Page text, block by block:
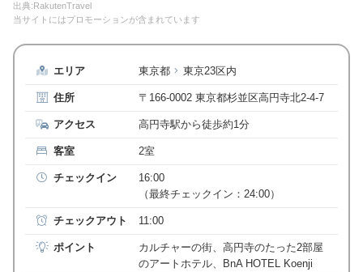
出典:RakutenTravel
当サイトにはプロモーションが含まれています
エリア 東京都 東京23区内
住所 〒166-0002 東京都杉並区高円寺北2-4-7
アクセス 高円寺駅から徒歩約1分
客室 2室
チェックイン
16:00
（最終チェックイン：24:00）
チェックアウト 11:00
ポイント
カルチャーの街、高円寺のたった2部屋
のアートホテル、BnA HOTEL Koenji